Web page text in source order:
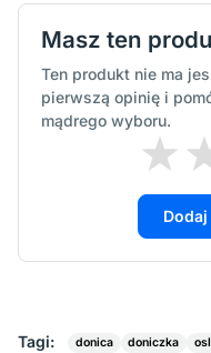
Masz ten
Ten produkt nie ma
pierwszą opinię i
mądrego wyboru.
Tagi: donica doniczka